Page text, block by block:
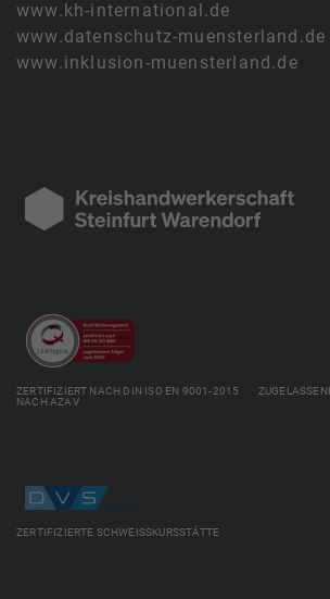
www.kh-international.de
www.datenschutz-muensterland.de
www.inklusion-muensterland.de
ZERTIFIZIERT NACH DIN ISO EN 9001-2015
NACH AZAV
ZERTIFIZIERTE SCHWEISSKURSSTÄTTE